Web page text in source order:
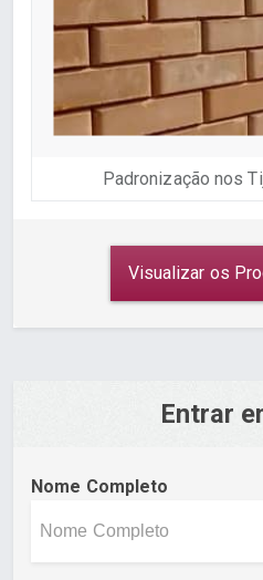
Padronização nos
Visualizar os
Entrar
Nome Completo